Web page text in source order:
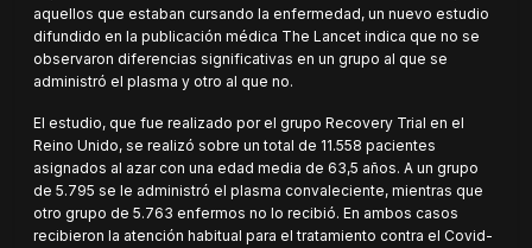
aquellos que estaban cursando la enfermedad, un nuevo estudio
difundido en la publicación médica The Lancet indica que no se
observaron diferencias significativas en un grupo al que se
administró el plasma y otro al que no.
El estudio, que fue realizado por el grupo Recovery Trial en el
Reino Unido, se realizó sobre un total de 11.558 pacientes
asignados al azar con una edad media de 63,5 años. A un grupo
de 5.795 se le administró el plasma convaleciente, mientras que
otro grupo de 5.763 enfermos no lo recibió. En ambos casos
recibieron la atención habitual para el tratamiento contra el Covid-